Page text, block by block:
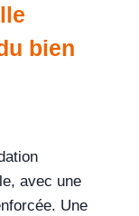
bien
avec une
Une